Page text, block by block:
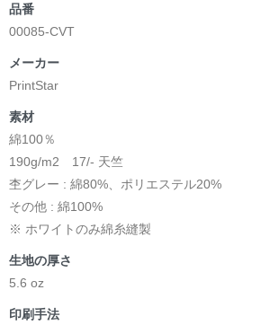
品番
00085-CVT
メーカー
PrintStar
素材
綿100％
190g/m2 17/- 天竺
杢グレー : 綿80%、ポリエステル20%
その他 : 綿100%
※ ホワイトのみ綿糸縫製
生地の厚さ
5.6 oz
印刷手法